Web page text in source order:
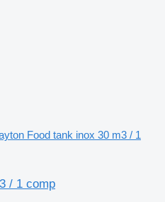
Food tank inox 30 m3 / 1
/ 1 comp